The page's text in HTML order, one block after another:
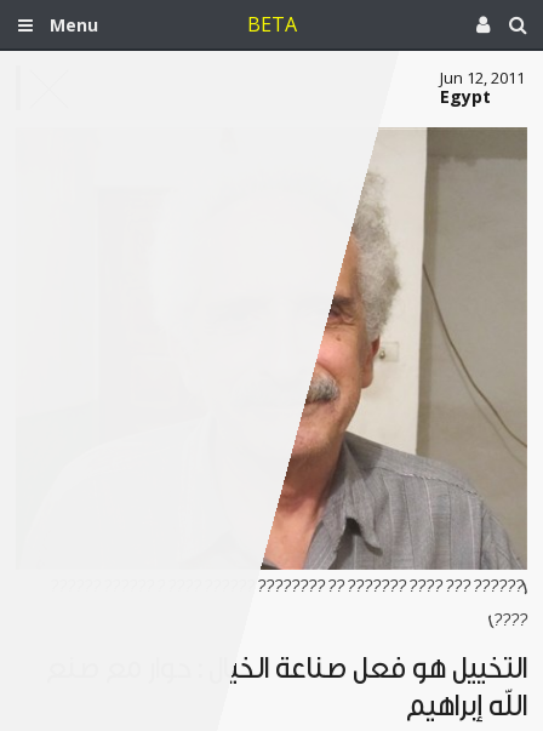
Menu BETA
Jun 12, 2011
Egypt
[?????? ??? ???? ??????? ?? ???????? ?????? ???? ? ?????? ??????
????]
التخييل هو فعل صناعة الخيال : حوار مع صنع
الله إبراهيم